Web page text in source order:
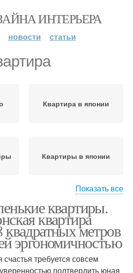
ИНТЕРЬЕРА
новости статьи
Квартира в японии
Квартиры в японии
Показать все
квартиры.
квартира
метров
эргономичностью
требуется совсем
подтвердить юная